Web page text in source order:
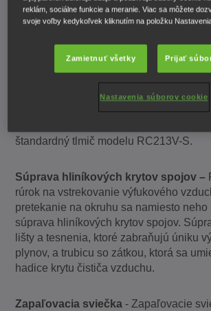
predného svetla z modelu RC213V-S
predného nárazníka s hornou časťou
tlakový efekt podobný modelu RC213V.
Tlmič modelu RC213V-S má
usporiadanie ako na modeli RC213V,
alebo s nainštalovaným premenlivým
štandardný tlmič modelu RC213V-S.
Súprava hliníkových krytov spojov –
rúrok na vstrekovanie výfukového
pretekanie na okruhu sa namiesto neho
súprava hliníkových krytov spojov.
lišty a tesnenia, ktoré zabraňujú úniku
plynov, a trubicu so zátkou, ktorá sa
hadice krytu čističa vzduchu.
Zapaľovacia sviečka - Zapaľovacie
reklám, sociálne funkcie a meranie. Viac sa môžete
svoje voľby kedykoľvek kliknutím na položku
Zamietnuť všetky Prijať
Nastavenia súborov cookie